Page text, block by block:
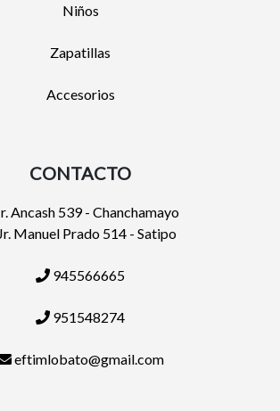
Niños
Zapatillas
Accesorios
CONTACTO
Ancash 539 - Chanchamayo
Manuel Prado 514 - Satipo
945566665
951548274
eftimlobato@gmail.com